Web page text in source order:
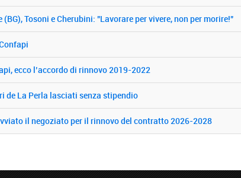
Tosoni e Cherubini: "Lavorare per vivere, non per morire!"
ecco l’accordo di rinnovo 2019-2022
de La Perla lasciati senza stipendio
il negoziato per il rinnovo del contratto 2026-2028